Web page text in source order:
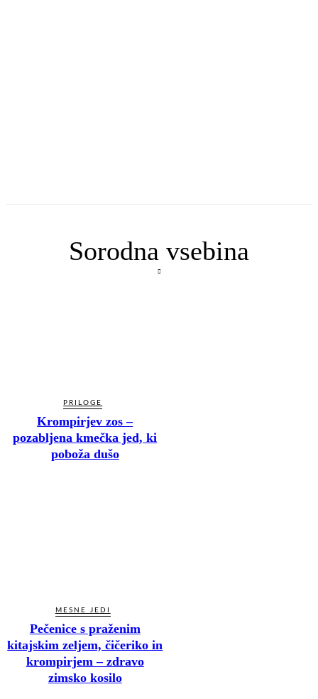
Sorodna vsebina
PRILOGE
Krompirjev zos –
pozabljena kmečka jed, ki
poboža dušo
MESNE JEDI
Pečenice s praženim
kitajskim zeljem, čičeriko in
krompirjem – zdravo
zimsko kosilo